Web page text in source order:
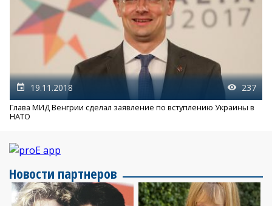
19.11.2018 237
Глава МИД Венгрии сделал заявление по вступлению Украины в
НАТО
Новости партнеров